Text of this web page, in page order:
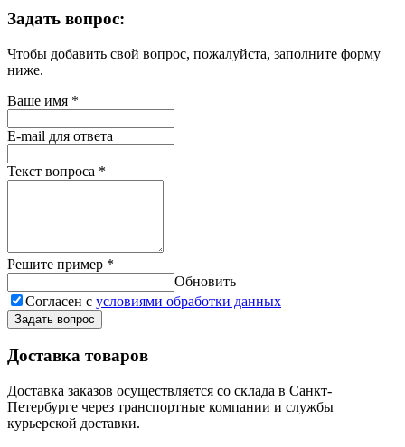
Задать вопрос:
Чтобы добавить свой вопрос, пожалуйста, заполните форму
ниже.
Ваше имя *
E-mail для ответа
Текст вопроса *
Решите пример *
Обновить
Согласен с условиями обработки данных
Задать вопрос
Доставка товаров
Доставка заказов осуществляется со склада в Санкт-
Петербурге через транспортные компании и службы
курьерской доставки.